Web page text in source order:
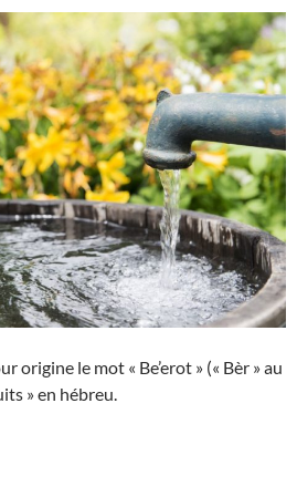
origine le mot « Be’erot » (« Bèr » au
» en hébreu.